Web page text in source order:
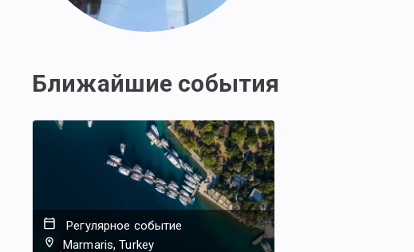
Ближайшие события
Регулярное событие
Marmaris, Turkey